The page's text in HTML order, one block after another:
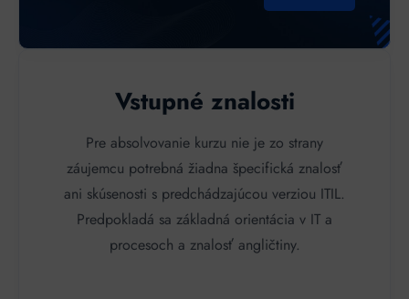
Vstupné znalosti
Pre absolvovanie kurzu nie je zo strany
záujemcu potrebná žiadna špecifická znalosť
ani skúsenosti s predchádzajúcou verziou ITIL.
Predpokladá sa základná orientácia v IT a
procesoch a znalosť angličtiny.